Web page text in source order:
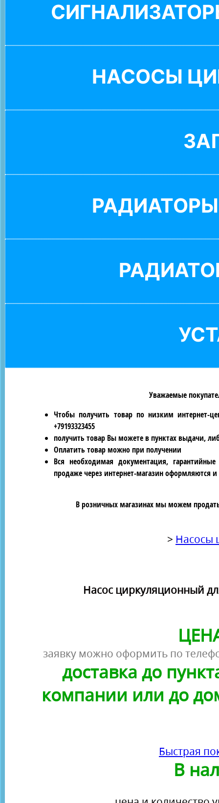
НАСОСЫ
Уважаемые
Чтобы получить товар по низким интернет-
+79193323455
получить товар Вы можете в пунктах выдачи,
Оплатить товар можно при получении
Вся необходимая документация,
продаже через интернет-магазин оформляются
В розничных магазинах мы можем
> Насосы
Насос циркуляционный
заявку можно оформить по
доставка до
компании или до
Быстрая
В